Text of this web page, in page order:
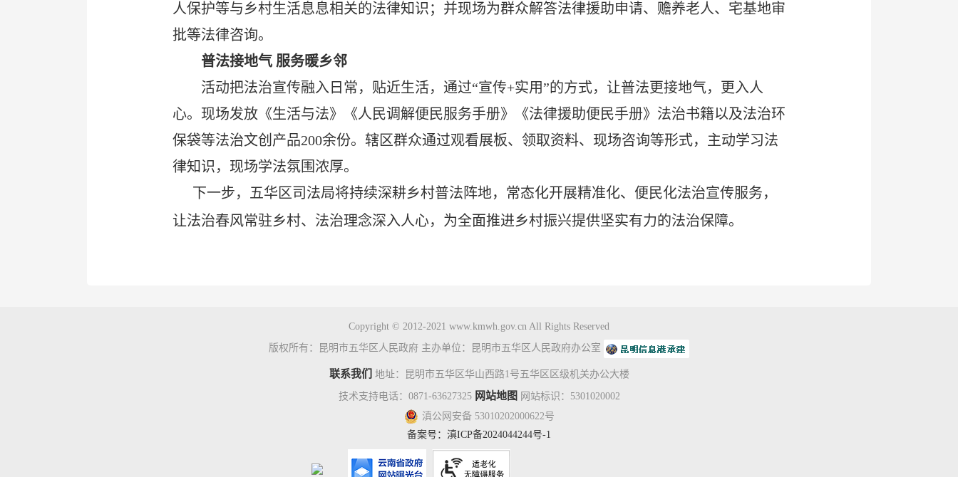
人保护等与乡村生活息息相关的法律知识；并现场为群众解答法律援助申请、赡养老人、宅基地审
批等法律咨询。
普法接地气 服务暖乡邻
活动把法治宣传融入日常，贴近生活，通过“宣传+实用”的方式，让普法更接地气，更入人
心。现场发放《生活与法》《人民调解便民服务手册》《法律援助便民手册》法治书籍以及法治环
保袋等法治文创产品200余份。辖区群众通过观看展板、领取资料、现场咨询等形式，主动学习法
律知识，现场学法氛围浓厚。
下一步，五华区司法局将持续深耕乡村普法阵地，常态化开展精准化、便民化法治宣传服务，
让法治春风常驻乡村、法治理念深入人心，为全面推进乡村振兴提供坚实有力的法治保障。
Copyright © 2012-2021 www.kmwh.gov.cn All Rights Reserved
版权所有：昆明市五华区人民政府 主办单位：昆明市五华区人民政府办公室
联系我们 地址：昆明市五华区华山西路1号五华区区级机关办公大楼
技术支持电话：0871-63627325 网站地图 网站标识：5301020002
滇公网安备 53010202000622号
备案号： 滇ICP备2024044244号-1